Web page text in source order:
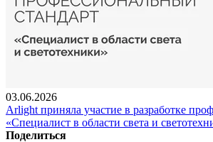
03.06.2026
Arlight приняла участие в разработке
«Специалист в области света и
Поделиться